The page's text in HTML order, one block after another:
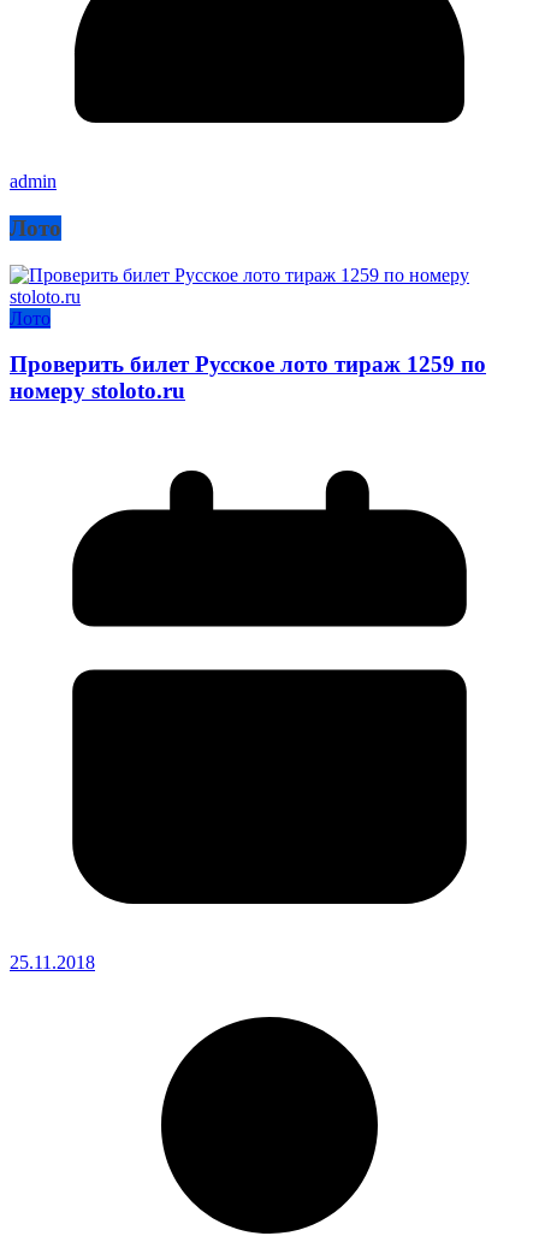
admin
Лото
Лото
Проверить билет Русское лото тираж 1259 по
номеру stoloto.ru
25.11.2018